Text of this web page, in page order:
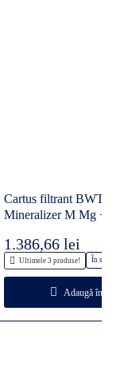
Cartus filtrant BWT
Mineralizer M Mg +
Ultimele 3 produse! În stoc
1.386,66 lei
Adaugă în Coş